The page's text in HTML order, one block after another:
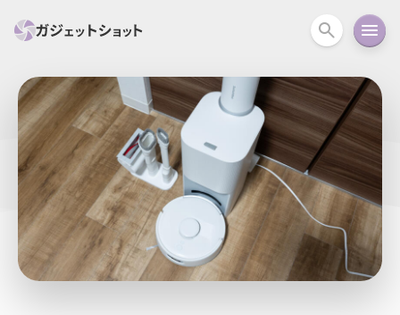
すべて スマホ カメラ
セール情報 スマートホーム アクションカメラ カメラ
回線 iPhone iPad Mac Android コラム
ガイド ニュース オーディオ 周辺機器